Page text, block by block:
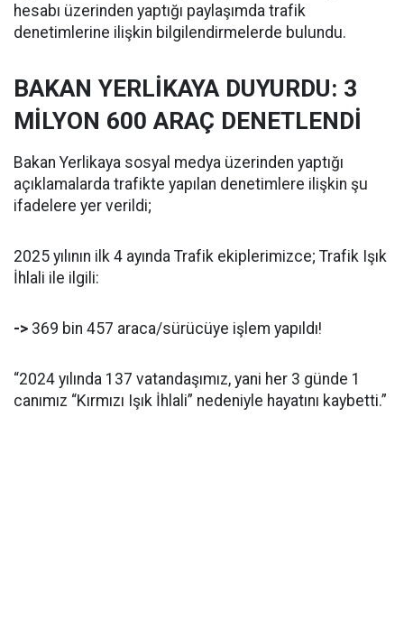
hesabı üzerinden yaptığı paylaşımda trafik
denetimlerine ilişkin bilgilendirmelerde bulundu.
BAKAN YERLİKAYA DUYURDU: 3
MİLYON 600 ARAÇ DENETLENDİ
Bakan Yerlikaya sosyal medya üzerinden yaptığı
açıklamalarda trafikte yapılan denetimlere ilişkin şu
ifadelere yer verildi;
2025 yılının ilk 4 ayında Trafik ekiplerimizce; Trafik Işık
İhlali ile ilgili:
-> 369 bin 457 araca/sürücüye işlem yapıldı!
“2024 yılında 137 vatandaşımız, yani her 3 günde 1
canımız “Kırmızı Işık İhlali” nedeniyle hayatını kaybetti.”